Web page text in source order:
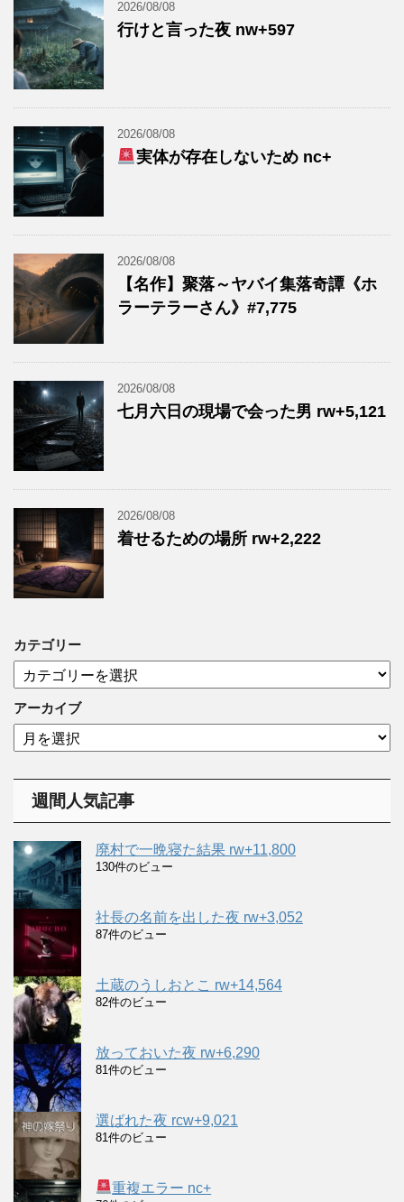
2026/08/08
行けと言った夜 nw+597
2026/08/08
実体が存在しないため nc+
2026/08/08
【名作】聚落～ヤバイ集落奇譚《ホ
ラーテラーさん》#7,775
2026/08/08
七月六日の現場で会った男 rw+5,121
2026/08/08
着せるための場所 rw+2,222
カテゴリー
テ
ゴ
リ
ー
アーカイブ
ア
ー
週間人気記事
廃村で一晩寝た結果 rw+11,800
130件のビュー
社長の名前を出した夜 rw+3,052
87件のビュー
土蔵のうしおとこ rw+14,564
82件のビュー
放っておいた夜 rw+6,290
81件のビュー
選ばれた夜 rcw+9,021
81件のビュー
重複エラー nc+